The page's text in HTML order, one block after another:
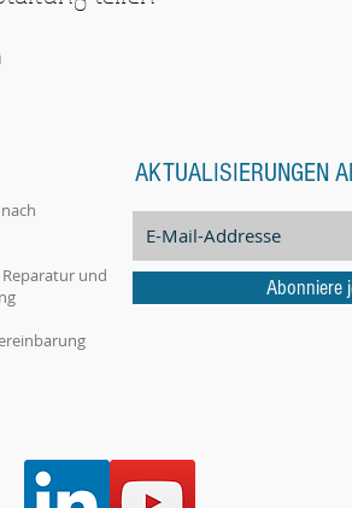
und
AKTUALISIERUNGEN
Abonniere